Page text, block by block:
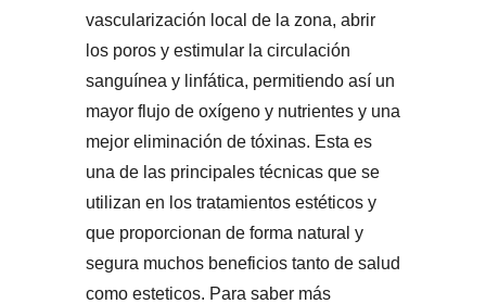
vascularización local de la zona, abrir
los poros y estimular la circulación
sanguínea y linfática, permitiendo así un
mayor flujo de oxígeno y nutrientes y una
mejor eliminación de tóxinas. Esta es
una de las principales técnicas que se
utilizan en los tratamientos estéticos y
que proporcionan de forma natural y
segura muchos beneficios tanto de salud
como esteticos. Para saber más